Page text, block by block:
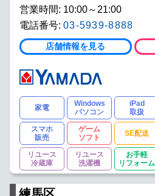
営業時間: 10:00～21:00
電話番号: 03-5939-8888
店舗情報を見る
家電
Windows
パソコン
iPad
取扱
スマホ
販売
ゲーム
ソフト
SE配送
リユース
冷蔵庫
リユース
洗濯機
お手軽
リフォーム